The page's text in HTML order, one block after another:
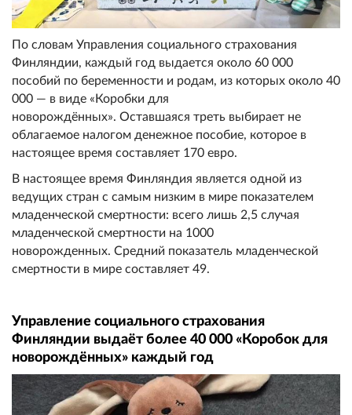
По словам Управления социального страхования
Финляндии, каждый год выдается около 60 000
пособий по беременности и родам, из которых около 40
000 — в виде «Коробки для
новорождённых». Оставшаяся треть выбирает не
облагаемое налогом денежное пособие, которое в
настоящее время составляет 170 евро.
В настоящее время Финляндия является одной из
ведущих стран с самым низким в мире показателем
младенческой смертности: всего лишь 2,5 случая
младенческой смертности на 1000
новорожденных. Средний показатель младенческой
смертности в мире составляет 49.
Управление социального страхования
Финляндии выдаёт более 40 000 «Коробок для
новорождённых» каждый год